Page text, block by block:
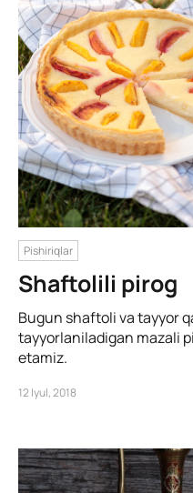
Pishiriqlar
Shaftolili pirog
Bugun shaftoli va tayyor
tayyorlaniladigan mazali
etamiz.
12 Iyul, 2018